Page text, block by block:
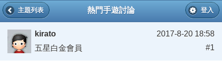
熱門手遊討論
主題列表 登入
kirato
五星白金會員
2017-8-20 18:58
#1